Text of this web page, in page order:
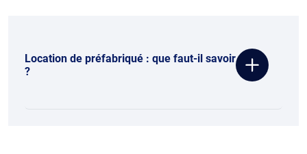
Location de préfabriqué : que faut-il savoir
?